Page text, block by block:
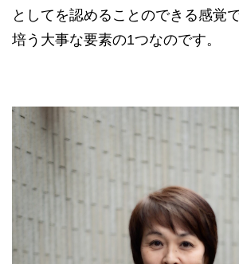
としてを認めることのできる感覚
培う大事な要素の1つなのです。